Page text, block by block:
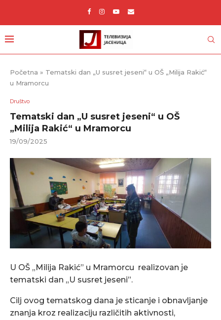
Početna » Tematski dan „U susret jeseni“ u OŠ „Milija Rakić“
u Mramorcu
Društvo
Tematski dan „U susret jeseni“ u OŠ
„Milija Rakić“ u Mramorcu
19/09/2025
U OŠ „Milija Rakić” u Mramorcu realizovan је
tematski dan „U susret jeseni”.
Cilj ovog tematskog dana je sticanje i obnavljanje
znanja kroz realizaciju različitih aktivnosti,